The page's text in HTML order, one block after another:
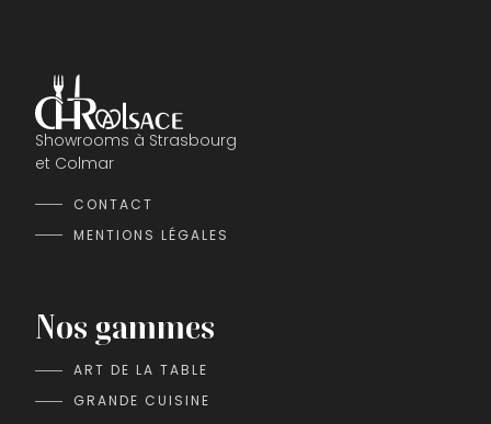
Showrooms à Strasbourg
et Colmar
CONTACT
MENTIONS LÉGALES
Nos gammes
ART DE LA TABLE
GRANDE CUISINE